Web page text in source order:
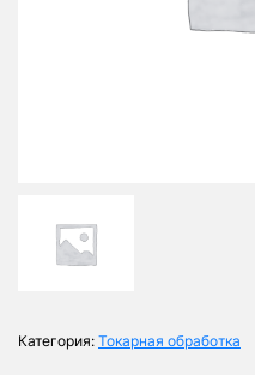
Категория: Токарная обработка